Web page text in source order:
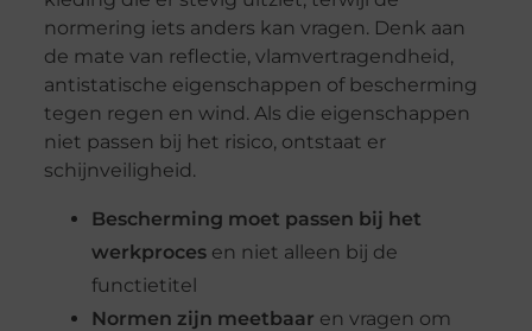
normering iets anders kan vragen. Denk aan
de mate van reflectie, vlamvertragendheid,
antistatische eigenschappen of bescherming
tegen regen en wind. Als die eigenschappen
niet passen bij het risico, ontstaat er
schijnveiligheid.
Bescherming moet passen bij het
werkprocesen niet alleen bij de
functietitel
Normen zijn meetbaar en vragen om